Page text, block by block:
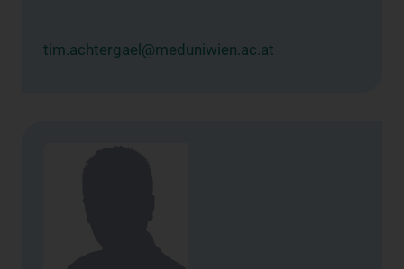
tim.achtergael@meduniwien.ac.at